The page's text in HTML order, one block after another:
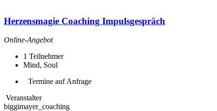
Herzensmagie Coaching Impulsgespräch
Online-Angebot
1 Teilnehmer
Mind, Soul
Termine auf Anfrage
Veranstalter
biggimayer_coaching